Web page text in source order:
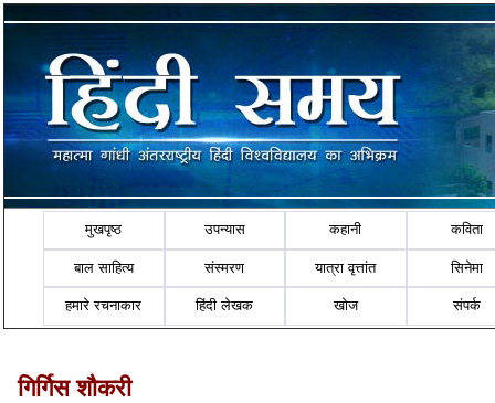
मुखपृष्ठ उपन्यास कहानी कविता
बाल साहित्य संस्मरण यात्रा वृत्तांत सिनेमा
हमारे रचनाकार हिंदी लेखक खोज संपर्क
गिर्गिस शौकरी